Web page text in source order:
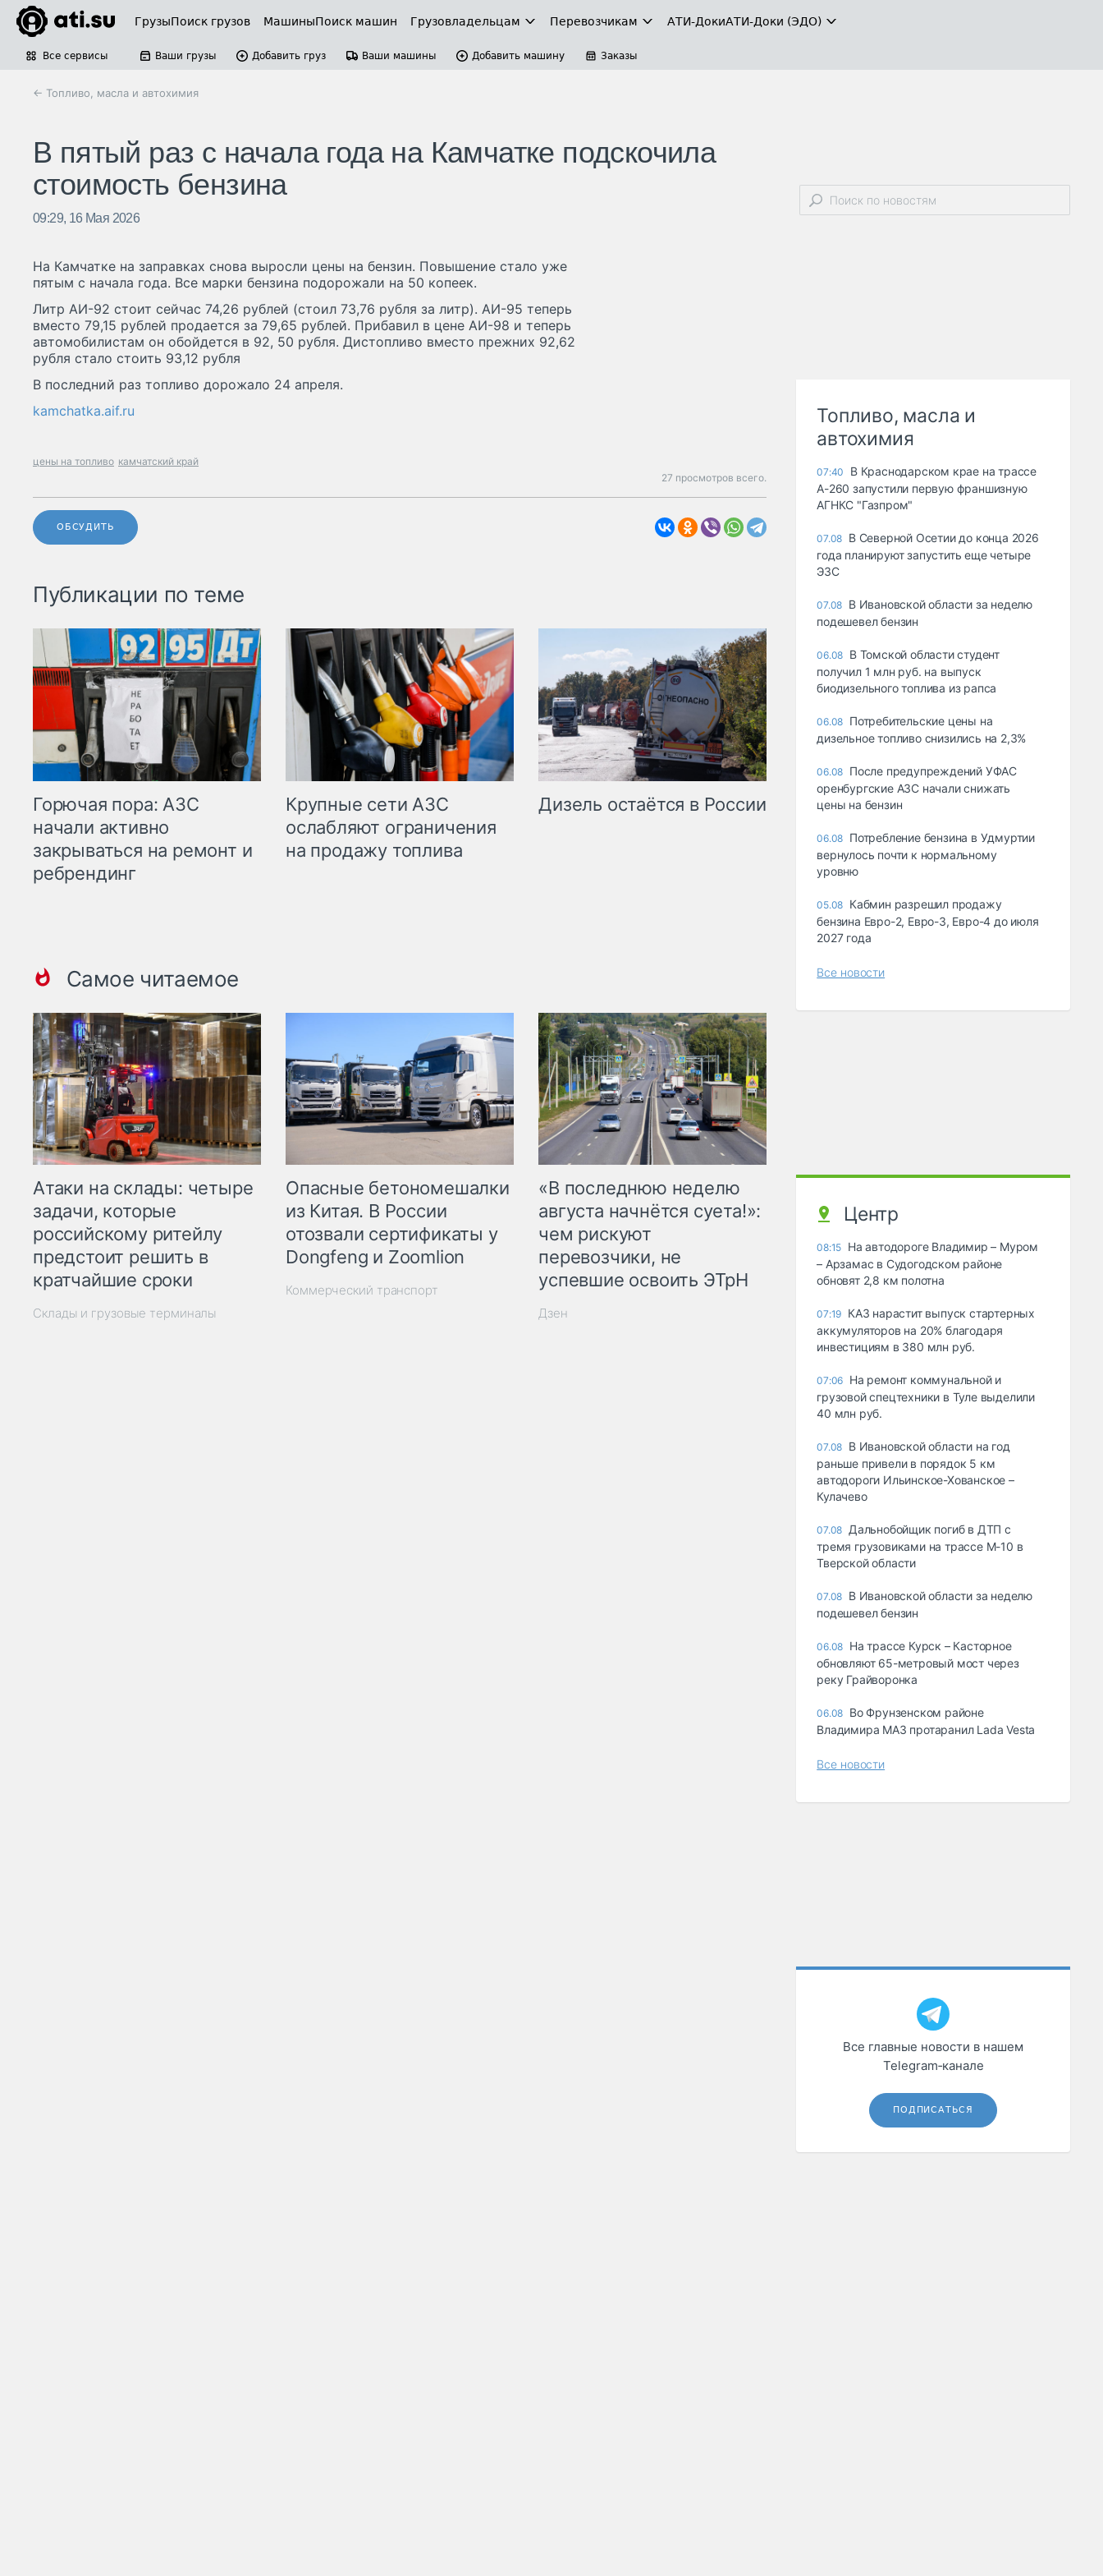
ГрузыПоиск грузов МашиныПоиск машин Грузовладельцам Перевозчикам АТИ-ДокиАТИ-Доки (ЭДО)
Все сервисы Ваши грузы Добавить груз Ваши машины Добавить машину Заказы
← Топливо, масла и автохимия
В пятый раз с начала года на Камчатке подскочила
стоимость бензина
09:29, 16 Мая 2026
На Камчатке на заправках снова выросли цены на бензин. Повышение стало уже
пятым с начала года. Все марки бензина подорожали на 50 копеек.
Литр АИ-92 стоит сейчас 74,26 рублей (стоил 73,76 рубля за литр). АИ-95 теперь
вместо 79,15 рублей продается за 79,65 рублей. Прибавил в цене АИ-98 и теперь
автомобилистам он обойдется в 92, 50 рубля. Дистопливо вместо прежних 92,62
рубля стало стоить 93,12 рубля
В последний раз топливо дорожало 24 апреля.
kamchatka.aif.ru
цены на топливо камчатский край
27 просмотров всего.
ОБСУДИТЬ
Публикации по теме
Горючая пора: АЗС
начали активно
закрываться на ремонт и
ребрендинг
Крупные сети АЗС
ослабляют ограничения
на продажу топлива
Дизель остаётся в России
Самое читаемое
Атаки на склады: четыре
задачи, которые
российскому ритейлу
предстоит решить в
кратчайшие сроки
Склады и грузовые терминалы
Опасные бетономешалки
из Китая. В России
отозвали сертификаты у
Dongfeng и Zoomlion
Коммерческий транспорт
«В последнюю неделю
августа начнётся суета!»:
чем рискуют
перевозчики, не
успевшие освоить ЭТрН
Дзен
Топливо, масла и
автохимия
07:40
В Краснодарском крае на трассе
А-260 запустили первую франшизную
АГНКС "Газпром"
07.08 В Северной Осетии до конца 2026
года планируют запустить еще четыре
ЭЗС
07.08 В Ивановской области за неделю
подешевел бензин
06.08 В Томской области студент
получил 1 млн руб. на выпуск
биодизельного топлива из рапса
06.08 Потребительские цены на
дизельное топливо снизились на 2,3%
06.08 После предупреждений УФАС
оренбургские АЗС начали снижать
цены на бензин
06.08 Потребление бензина в Удмуртии
вернулось почти к нормальному
уровню
05.08 Кабмин разрешил продажу
бензина Евро-2, Евро-3, Евро-4 до июля
2027 года
Все новости
Центр
08:15 На автодороге Владимир – Муром
– Арзамас в Судогодском районе
обновят 2,8 км полотна
07:19 КАЗ нарастит выпуск стартерных
аккумуляторов на 20% благодаря
инвестициям в 380 млн руб.
07:06 На ремонт коммунальной и
грузовой спецтехники в Туле выделили
40 млн руб.
07.08 В Ивановской области на год
раньше привели в порядок 5 км
автодороги Ильинское-Хованское –
Кулачево
07.08 Дальнобойщик погиб в ДТП с
тремя грузовиками на трассе М-10 в
Тверской области
07.08 В Ивановской области за неделю
подешевел бензин
06.08 На трассе Курск – Касторное
обновляют 65-метровый мост через
реку Грайворонка
06.08 Во Фрунзенском районе
Владимира МАЗ протаранил Lada Vesta
Все новости
Все главные новости в нашем
Telegram‑канале
ПОДПИСАТЬСЯ